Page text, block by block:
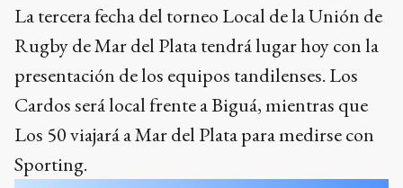
La tercera fecha del torneo Local de la Unión de
Rugby de Mar del Plata tendrá lugar hoy con la
presentación de los equipos tandilenses. Los
Cardos será local frente a Biguá, mientras que
Los 50 viajará a Mar del Plata para medirse con
Sporting.